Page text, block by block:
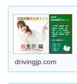
drivingjp.com